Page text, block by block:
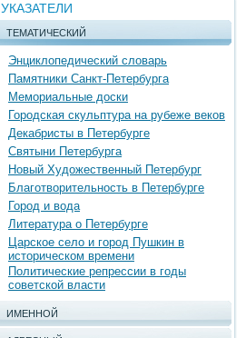
УКАЗАТЕЛИ
ТЕМАТИЧЕСКИЙ
Энциклопедический словарь
Памятники Санкт-Петербурга
Мемориальные доски
Городская скульптура на рубеже веков
Декабристы в Петербурге
Святыни Петербурга
Новый Художественный Петербург
Благотворительность в Петербурге
Город и вода
Литература о Петербурге
Царское село и город Пушкин в
историческом времени
Политические репрессии в годы
советской власти
ИМЕННОЙ